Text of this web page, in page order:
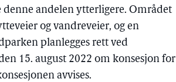
andelen ytterligere. Området
og vandreveier, og en
planlegges rett ved
15. august 2022 om konsesjon for
avvises.